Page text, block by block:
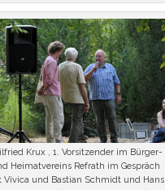
Krux , 1. Vorsitzender im Bürger-
Heimatvereins Refrath im Gespräch
Vivica und Bastian Schmidt und Hans